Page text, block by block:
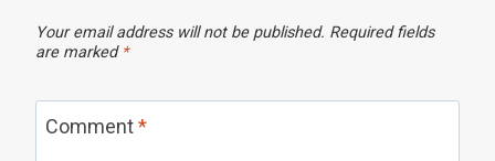
Your email address will not be published. Required fields
are marked *
Comment*